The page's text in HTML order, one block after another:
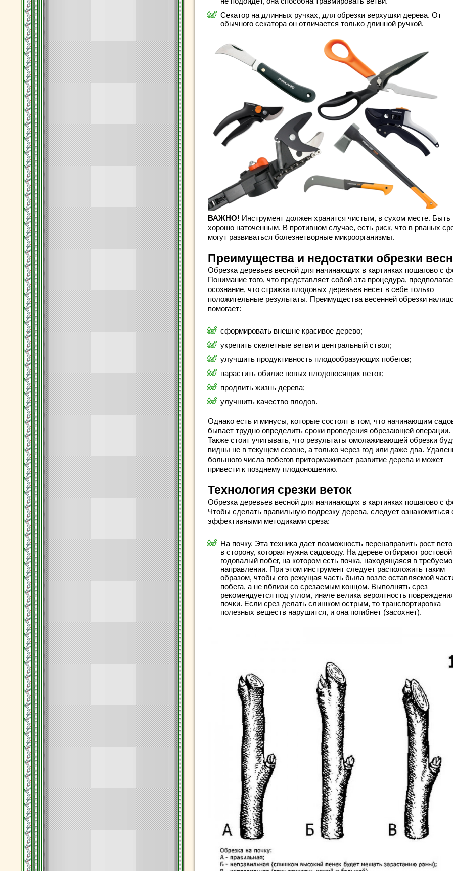
Секатор на длинных ручках, для обрезки верхушки дерева. От
обычного секатора он отличается только длинной ручкой.
ВАЖНО! Инструмент должен хранится чистым, в сухом месте. Быть
хорошо наточенным. В противном случае, есть риск, что в рваных
могут развиваться болезнетворные микроорганизмы.
Преимущества и недостатки обрезки
Обрезка деревьев весной для начинающих в картинках пошагово с
Понимание того, что представляет собой эта процедура,
осознание, что стрижка плодовых деревьев несет в себе только
положительные результаты. Преимущества весенней обрезки
помогает:
сформировать внешне красивое дерево;
укрепить скелетные ветви и центральный ствол;
улучшить продуктивность плодообразующих побегов;
нарастить обилие новых плодоносящих веток;
продлить жизнь дерева;
улучшить качество плодов.
Однако есть и минусы, которые состоят в том, что начинающим
бывает трудно определить сроки проведения обрезающей операции.
Также стоит учитывать, что результаты омолаживающей обрезки
видны не в текущем сезоне, а только через год или даже два.
большого числа побегов притормаживает развитие дерева и может
привести к позднему плодоношению.
Технология срезки веток
Обрезка деревьев весной для начинающих в картинках пошагово с
Чтобы сделать правильную подрезку дерева, следует ознакомиться
эффективными методиками среза:
На почку. Эта техника дает возможность перенаправить рост
в сторону, которая нужна садоводу. На дереве отбирают ростовой
годовалый побег, на котором есть почка, находящаяся в
направлении. При этом инструмент следует расположить таким
образом, чтобы его режущая часть была возле оставляемой
побега, а не вблизи со срезаемым концом. Выполнять срез
рекомендуется под углом, иначе велика вероятность
почки. Если срез делать слишком острым, то транспортировка
полезных веществ нарушится, и она погибнет (засохнет).